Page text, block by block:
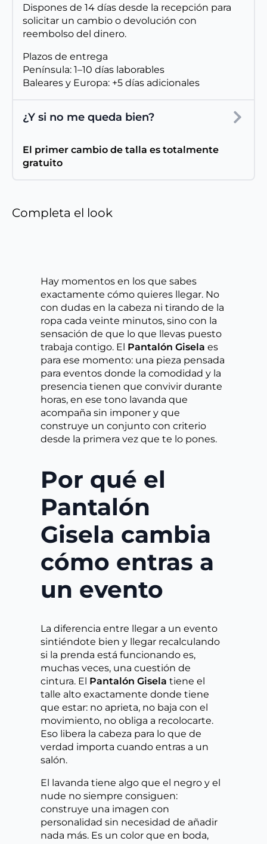
Dispones de 14 días desde la recepción para
solicitar un cambio o devolución con
reembolso del dinero.
Plazos de entrega
Península: 1–10 días laborables
Baleares y Europa: +5 días adicionales
¿Y si no me queda bien?
El primer cambio de talla es totalmente
gratuito
Completa el look
Hay momentos en los que sabes
exactamente cómo quieres llegar. No
con dudas en la cabeza ni tirando de la
ropa cada veinte minutos, sino con la
sensación de que lo que llevas puesto
trabaja contigo. El Pantalón Gisela es
para ese momento: una pieza pensada
para eventos donde la comodidad y la
presencia tienen que convivir durante
horas, en ese tono lavanda que
acompaña sin imponer y que
construye un conjunto con criterio
desde la primera vez que te lo pones.
Por qué el
Pantalón
Gisela cambia
cómo entras a
un evento
La diferencia entre llegar a un evento
sintiéndote bien y llegar recalculando
si la prenda está funcionando es,
muchas veces, una cuestión de
cintura. El Pantalón Gisela tiene el
talle alto exactamente donde tiene
que estar: no aprieta, no baja con el
movimiento, no obliga a recolocarte.
Eso libera la cabeza para lo que de
verdad importa cuando entras a un
salón.
El lavanda tiene algo que el negro y el
nude no siempre consiguen:
construye una imagen con
personalidad sin necesidad de añadir
nada más. Es un color que en boda,